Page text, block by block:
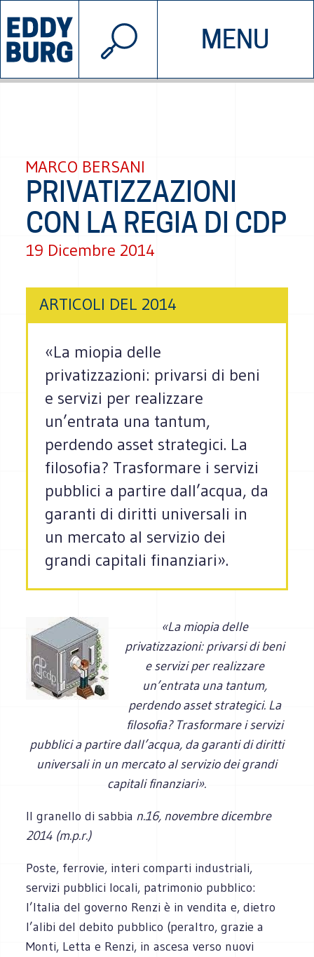
MENU
INIZIATIVE CHI SIAMO
© 2026 EDDYBURG
MARCO BERSANI
PRIVATIZZAZIONI
CON LA REGIA DI CDP
19 Dicembre 2014
ARTICOLI DEL 2014
«La miopia delle
privatizzazioni: privarsi di beni
e servizi per realizzare
un’entrata una tantum,
perdendo asset strategici. La
filosofia? Trasformare i servizi
pubblici a partire dall’acqua, da
garanti di diritti universali in
un mercato al servizio dei
grandi capitali finanziari».
«La miopia delle
privatizzazioni: privarsi di beni
e servizi per realizzare
un’entrata una tantum,
perdendo asset strategici. La
filosofia? Trasformare i servizi
pubblici a partire dall’acqua, da garanti di diritti
universali in un mercato al servizio dei grandi
capitali finanziari».
Il granello di sabbia n.16, novembre dicembre
2014 (m.p.r.)
Poste, ferrovie, interi comparti industriali,
servizi pubblici locali, patrimonio pubblico:
l’Italia del governo Renzi è in vendita e, dietro
l’alibi del debito pubblico (peraltro, grazie a
Monti, Letta e Renzi, in ascesa verso nuovi